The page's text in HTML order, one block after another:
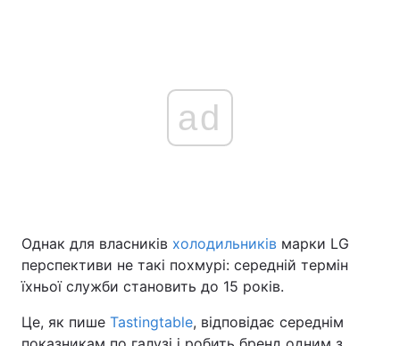
ad
Однак для власників холодильників марки LG
перспективи не такі похмурі: середній термін
їхньої служби становить до 15 років.
Це, як пише Tastingtable, відповідає середнім